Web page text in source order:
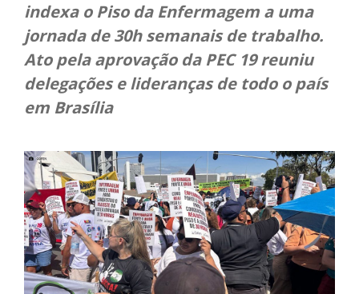
indexa o Piso da Enfermagem a uma
jornada de 30h semanais de trabalho.
Ato pela aprovação da PEC 19 reuniu
delegações e lideranças de todo o país
em Brasília